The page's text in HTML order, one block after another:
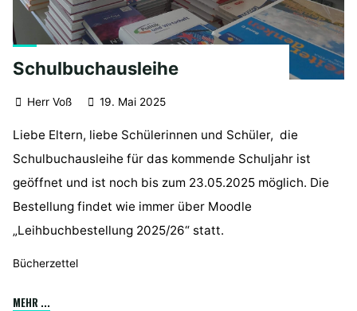
Schulbuchausleihe
Herr Voß 19. Mai 2025
Liebe Eltern, liebe Schülerinnen und Schüler, die
Schulbuchausleihe für das kommende Schuljahr ist
geöffnet und ist noch bis zum 23.05.2025 möglich. Die
Bestellung findet wie immer über Moodle
„Leihbuchbestellung 2025/26“ statt.
Bücherzettel
MEHR ...